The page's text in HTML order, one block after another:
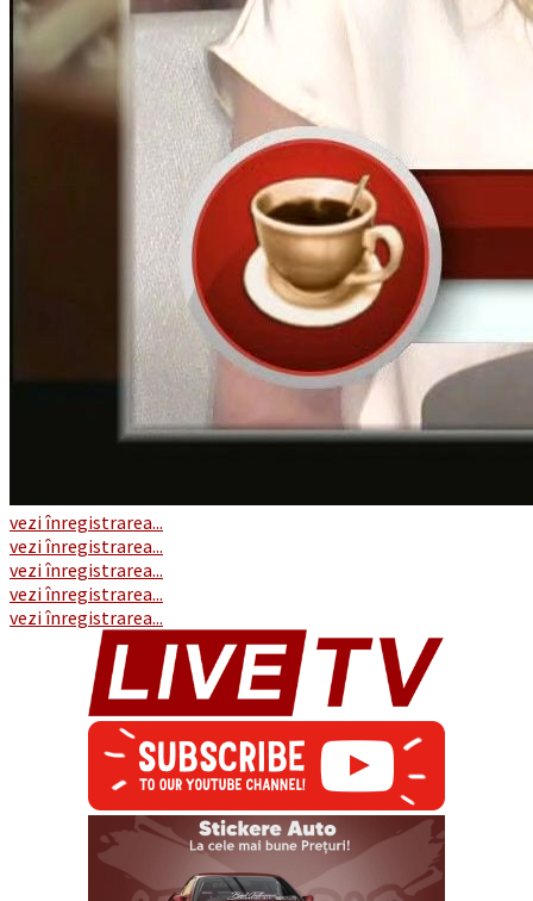
vezi înregistrarea...
vezi înregistrarea...
vezi înregistrarea...
vezi înregistrarea...
vezi înregistrarea...